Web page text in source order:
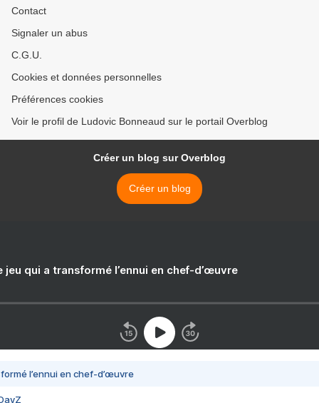
Contact
Signaler un abus
C.G.U.
Cookies et données personnelles
Préférences cookies
Voir le profil de Ludovic Bonneaud sur le portail Overblog
Créer un blog sur Overblog
Créer un blog
jeu qui a transformé l’ennui en chef-d’œuvre
l’ennui en chef-d’œuvre